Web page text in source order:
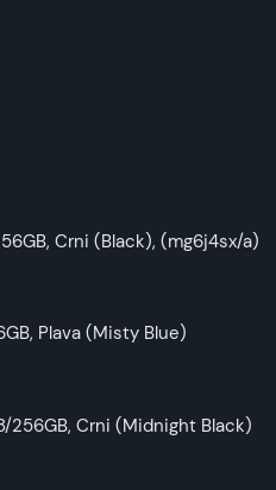
Crni (Black), (mg6j4sx/a)
Plava (Misty Blue)
256GB, Crni (Midnight Black)